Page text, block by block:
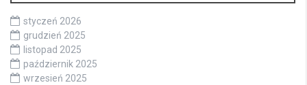
styczeń 2026
grudzień 2025
listopad 2025
październik 2025
wrzesień 2025